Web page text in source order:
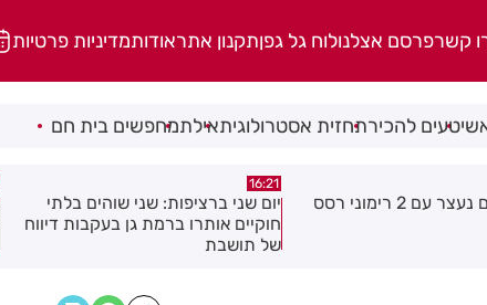
קשרפרסם אצלנולוח גל גפןתקנון אתראודותמדיניות פרטיות
טעים להכירתחזית אסטרולוגיתאילתמחפשים בית חם
שני שוהים בלתי
ברמת גן בעקבות דיווח
15:04
צעיר נפצע בתאונת אופנוע בכניסה
לראשון לציון